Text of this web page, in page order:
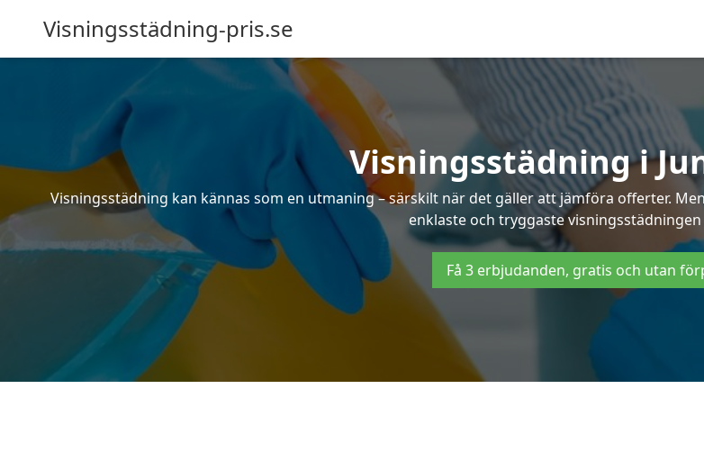
Visningsstädning-pris.se
Visningsstädning i
Visningsstädning kan kännas som en utmaning – särskilt när det gäller att jämföra offerter.
enklaste och tryggaste
Få 3 erbjudanden, gratis och utan